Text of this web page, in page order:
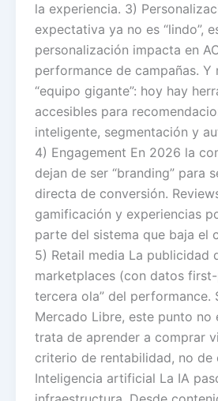
la experiencia. 3)
expectativa ya no es “lindo”,
personalización impacta en
performance de campañas. Y
“equipo gigante”: hoy hay
accesibles para
inteligente, segmentación y
4) Engagement En 2026 la
dejan de ser “branding” para
directa de conversión.
gamificación y experiencias
parte del sistema que baja el
5) Retail media La publicidad
marketplaces (con datos
tercera ola” del performance.
Mercado Libre, este punto no
trata de aprender a comprar
criterio de rentabilidad, no de
Inteligencia artificial La IA